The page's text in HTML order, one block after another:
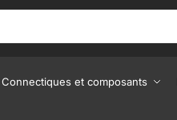
Connectiques et composants